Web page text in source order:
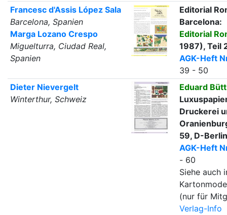
Francesc d'Assis López Sala
Barcelona, Spanien
Marga Lozano Crespo
Miguelturra, Ciudad Real,
Spanien
Editorial
Barcelona:
Editorial
1987), Teil
AGK-Heft
39 - 50
Dieter Nievergelt
Winterthur, Schweiz
Eduard
Druckerei
59, D-Berlin
AGK-Heft
- 60
Siehe auch
(nur für
Verlag-Info